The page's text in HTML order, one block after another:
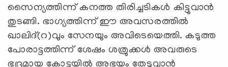
സൈന്യത്തിന്ന് കനത്ത തിരിച്ചടികള്‍ കിട്ടുവാന്‍
തുടങ്ങി. ഭാഗ്യത്തിന്ന് ഈ അവസരത്തില്‍
ഖാലിദ്(റ)വും സേനയും അവിടെയെത്തി. കടുത്ത
പോരാട്ടത്തിന്ന് ശേഷം ശത്രുക്കള്‍ അവരുടെ
ഭദ്രമായ കോട്ടയില്‍ അഭയം തേടുവാന്‍